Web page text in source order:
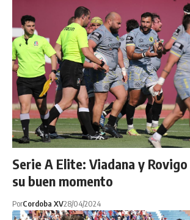
Serie A Elite: Viadana y
su buen momento
PorCordoba XV28/04/2024